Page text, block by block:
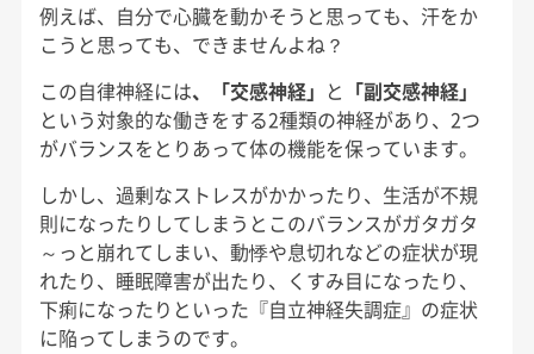
例えば、自分で心臓を動かそうと思っても、汗をか
こうと思っても、できませんよね？
この自律神経には、「交感神経」 と 「副交感神経」
という対象的な働きをする2種類の神経があり、2つ
がバランスをとりあって体の機能を保っています。
しかし、過剰なストレスがかかったり、生活が不規
則になったりしてしまうとこのバランスがガタガタ
～っと崩れてしまい、動悸や息切れなどの症状が現
れたり、睡眠障害が出たり、くすみ目になったり、
下痢になったりといった『自立神経失調症』の症状
に陥ってしまうのです。